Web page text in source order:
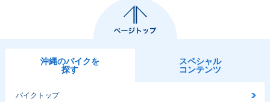
沖縄のバイクを
探す
スペシャル
コンテンツ
バイクトップ